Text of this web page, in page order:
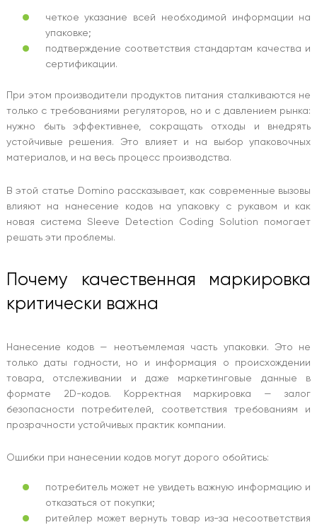
четкое указание всей необходимой информации на
упаковке;
подтверждение соответствия стандартам качества и
сертификации.
При этом производители продуктов питания сталкиваются не
только с требованиями регуляторов, но и с давлением рынка:
нужно быть эффективнее, сокращать отходы и внедрять
устойчивые решения. Это влияет и на выбор упаковочных
материалов, и на весь процесс производства.
В этой статье Domino рассказывает, как современные вызовы
влияют на нанесение кодов на упаковку с рукавом и как
новая система Sleeve Detection Coding Solution помогает
решать эти проблемы.
Почему качественная маркировка
критически важна
Нанесение кодов — неотъемлемая часть упаковки. Это не
только даты годности, но и информация о происхождении
товара, отслеживании и даже маркетинговые данные в
формате 2D-кодов. Корректная маркировка — залог
безопасности потребителей, соответствия требованиям и
прозрачности устойчивых практик компании.
Ошибки при нанесении кодов могут дорого обойтись:
потребитель может не увидеть важную информацию и
отказаться от покупки;
ритейлер может вернуть товар из-за несоответствия